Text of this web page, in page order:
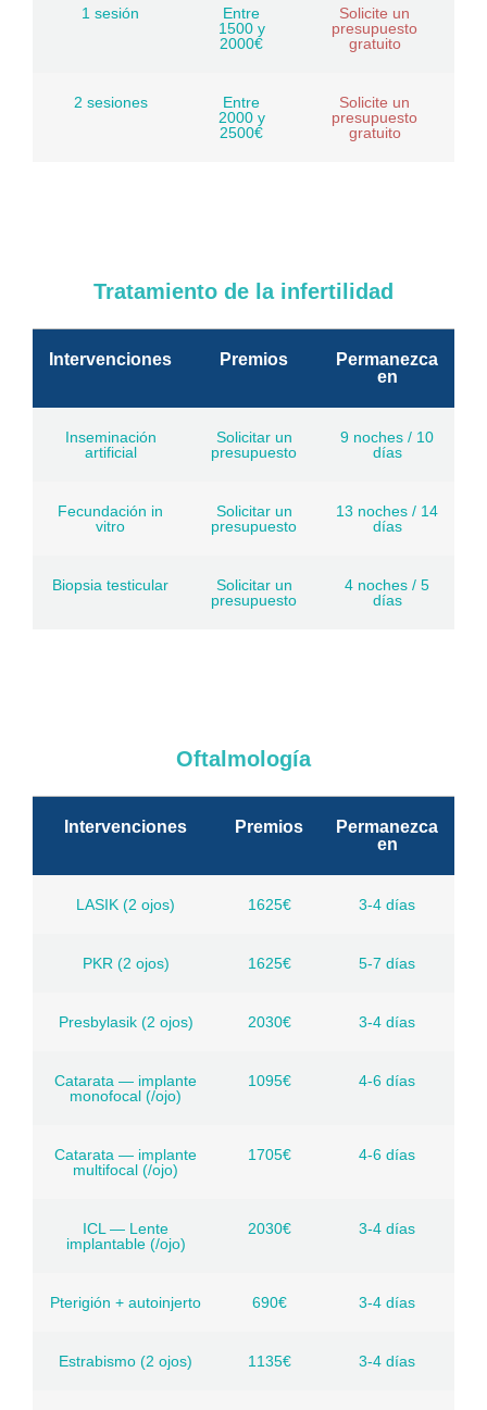
1 sesión
Entre
1500 y
2000€
Solicite un
presupuesto
gratuito
2 sesiones
Entre
2000 y
2500€
Solicite un
presupuesto
gratuito
Tratamiento de la infertilidad
Intervenciones Premios
Permanezca
en
Inseminación
artificial
Solicitar un
presupuesto
9 noches / 10
días
Fecundación in
vitro
Solicitar un
presupuesto
13 noches / 14
días
Biopsia testicular
Solicitar un
presupuesto
4 noches / 5
días
Oftalmología
Intervenciones Premios
Permanezca
en
LASIK (2 ojos) 1625€ 3-4 días
PKR (2 ojos) 1625€ 5-7 días
Presbylasik (2 ojos) 2030€ 3-4 días
Catarata — implante
monofocal (/ojo)
1095€ 4-6 días
Catarata — implante
multifocal (/ojo)
1705€ 4-6 días
ICL — Lente
implantable (/ojo)
2030€ 3-4 días
Pterigión + autoinjerto 690€ 3-4 días
Estrabismo (2 ojos) 1135€ 3-4 días